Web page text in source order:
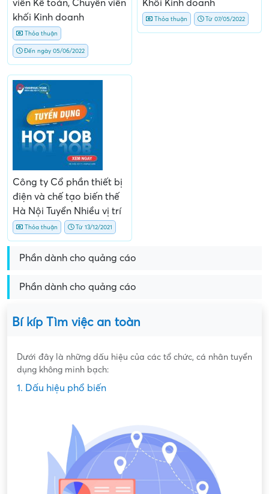
viên Kế toán, Chuyên viên
khối Kinh doanh
Thỏa thuận
Đến ngày 05/06/2022
Khối Kinh doanh
Thỏa thuận Từ 07/05/2022
Công ty Cổ phần thiết bị
điện và chế tạo biến thế
Hà Nội Tuyển Nhiều vị trí
Thỏa thuận Từ 13/12/2021
Phần dành cho quảng cáo
Phần dành cho quảng cáo
Bí kíp Tìm việc an toàn
Dưới đây là những dấu hiệu của các tổ chức, cá nhân tuyển
dụng không minh bạch:
1. Dấu hiệu phổ biến